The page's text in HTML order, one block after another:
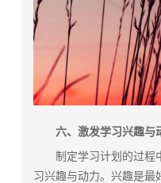
六、激发学习兴趣与
制定学习计划的过程
习兴趣与动力。兴趣是最